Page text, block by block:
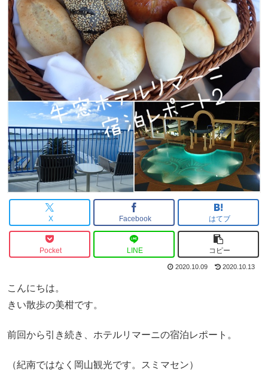
X Facebook はてブ
Pocket LINE コピー
2020.10.09 2020.10.13
こんにちは。
きい散歩の美柑です。
前回から引き続き、ホテルリマーニの宿泊レポート。
（紀南ではなく岡山観光です。スミマセン）